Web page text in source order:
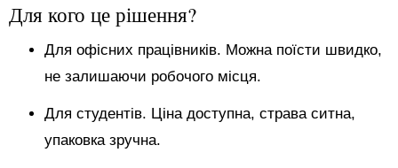
Для кого це рішення?
Для офісних працівників. Можна поїсти швидко,
не залишаючи робочого місця.
Для студентів. Ціна доступна, страва ситна,
упаковка зручна.